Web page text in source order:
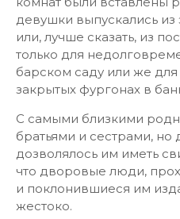
девушки выпускались из
или, лучше сказать, из
только для
барском саду или же для
закрытых фургонах в
С самыми близкими
братьями и сестрами,
дозволялось им иметь
что дворовые люди,
и поклонившиеся им
жестоко.